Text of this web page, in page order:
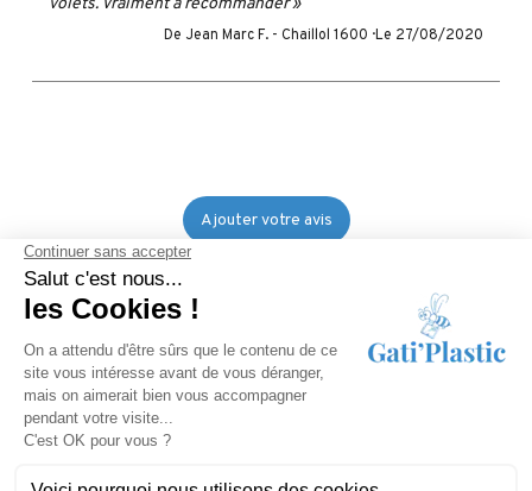
De Jean Marc F. - Chaillol 1600 ·Le 27/08/2020
Ajouter votre avis
Comment sont collectés les avis clients ?
Les avis publiés sur notre site Internet font suite à une prestation
de Gati'Plastic Menuiserie. Ils peuvent avoir été sollicités par une
démarche téléphonique ou par l'envoi d'un Email à la suite d'une
prestation réalisée.